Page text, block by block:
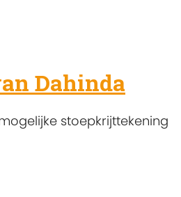
Dahinda
stoepkrijttekening